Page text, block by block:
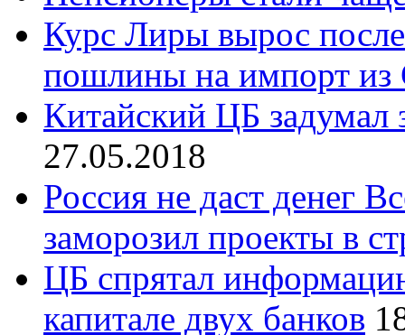
Курс Лиры вырос
пошлины на импорт
Китайский ЦБ задумал
27.05.2018
Россия не даст денег
заморозил проекты в
ЦБ спрятал
капитале двух банков